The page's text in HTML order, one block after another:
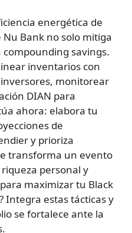
energética de
Bank no solo mitiga
savings.
inventarios con
monitorear
DIAN para
ahora: elabora tu
de
y prioriza
transforma un evento
personal y
maximizar tu Black
Integra estas tácticas y
se fortalece ante la